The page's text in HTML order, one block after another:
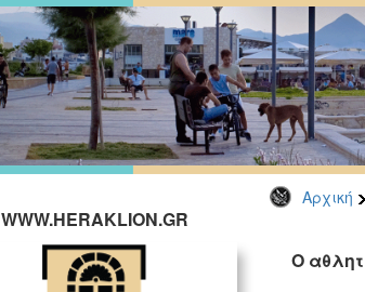
Αρχική
WWW.HERAKLION.GR
Ο